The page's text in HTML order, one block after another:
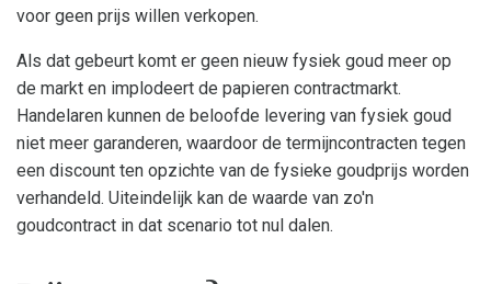
voor geen prijs willen verkopen.
Als dat gebeurt komt er geen nieuw fysiek goud meer op
de markt en implodeert de papieren contractmarkt.
Handelaren kunnen de beloofde levering van fysiek goud
niet meer garanderen, waardoor de termijncontracten tegen
een discount ten opzichte van de fysieke goudprijs worden
verhandeld. Uiteindelijk kan de waarde van zo'n
goudcontract in dat scenario tot nul dalen.